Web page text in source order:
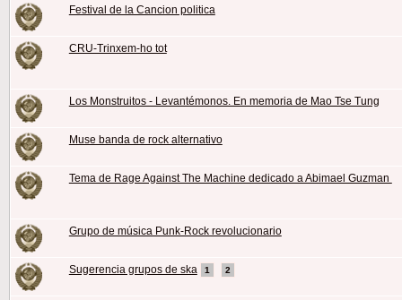
Festival de la Cancion politica
CRU-Trinxem-ho tot
Los Monstruitos - Levantémonos. En memoria de Mao Tse Tung
Muse banda de rock alternativo
Tema de Rage Against The Machine dedicado a Abimael Guzman
Grupo de música Punk-Rock revolucionario
Sugerencia grupos de ska 1 2